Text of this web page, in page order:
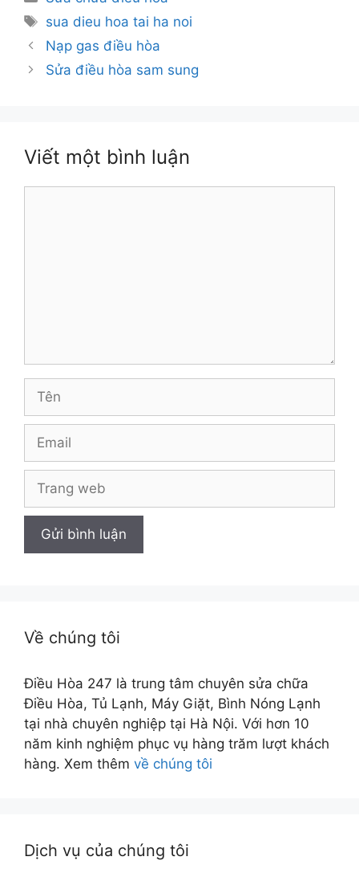
Thẻ
sua dieu hoa tai ha noi
Nạp gas điều hòa
Sửa điều hòa sam sung
Viết một bình luận
web
Về chúng tôi
Điều Hòa 247 là trung tâm chuyên sửa chữa
Điều Hòa, Tủ Lạnh, Máy Giặt, Bình Nóng Lạnh
tại nhà chuyên nghiệp tại Hà Nội. Với hơn 10
năm kinh nghiệm phục vụ hàng trăm lượt khách
hàng. Xem thêm về chúng tôi
Dịch vụ của chúng tôi